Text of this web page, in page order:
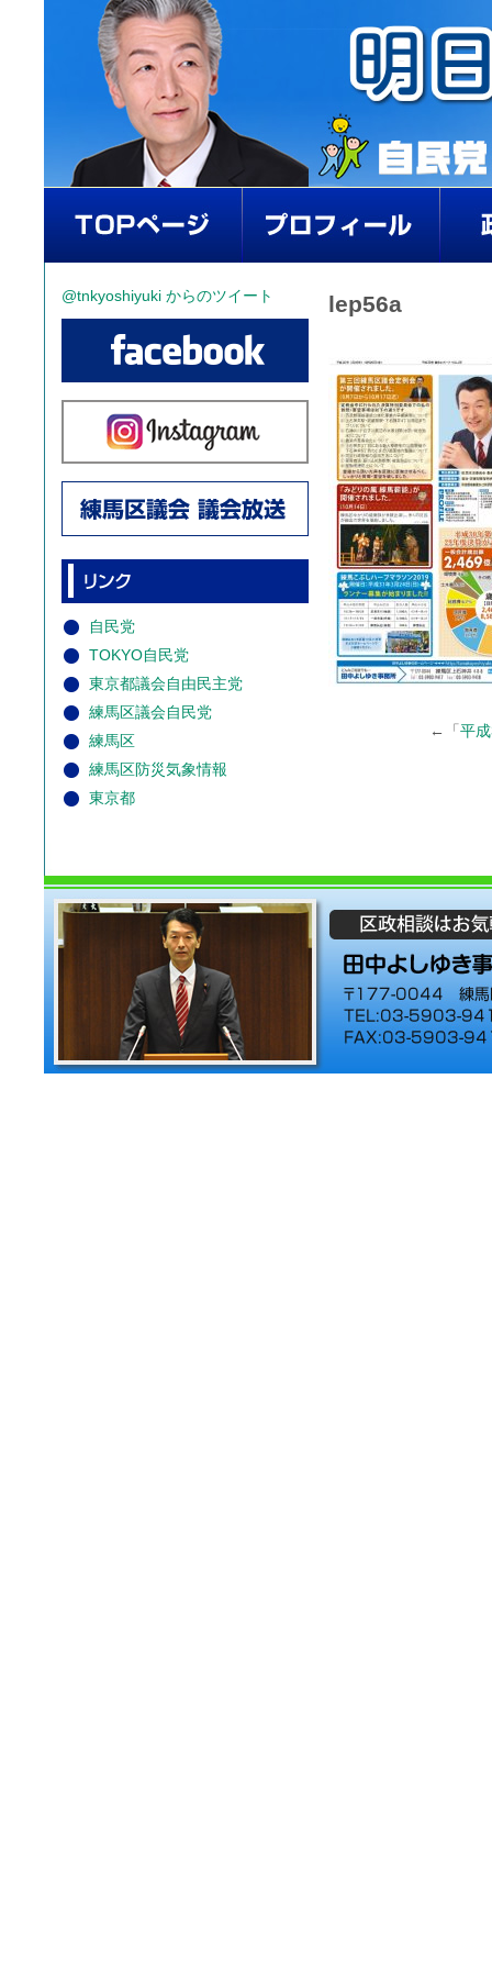
lep56a
←「 平
@tnkyoshiyuki からのツイート
自民党
TOKYO自民党
東京都議会自由民主党
練馬区議会自民党
練馬区
練馬区防災気象情報
東京都